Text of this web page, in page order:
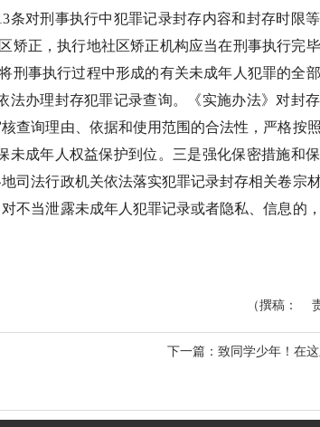
对刑事执行中犯罪记录封存内容和封存时限等
矫正，执行地社区矫正机构应当在刑事执行完
刑事执行过程中形成的有关未成年人犯罪的全
办理封存犯罪记录查询。《实施办法》对封
查询理由、依据和使用范围的合法性，严格按
成年人权益保护到位。三是强化保密措施和保
司法行政机关依法落实犯罪记录封存相关卷宗
不当泄露未成年人犯罪记录或者隐私、信息的
（撰稿：
下一篇： 致同学少年！在